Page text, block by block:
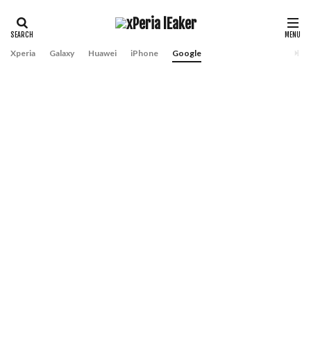
Xperia Galaxy Huawei iPhone Google